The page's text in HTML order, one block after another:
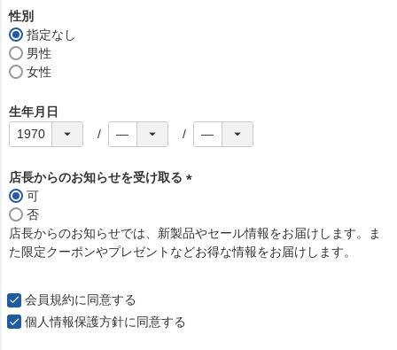
性別
指定なし
男性
女性
生年月日
店長からのお知らせを受け取る
須
)
可
否
店長からのお知らせでは、新製品やセール情報をお届けします。ま
た限定クーポンやプレゼントなどお得な情報をお届けします。
会員規約に同意する
個人情報保護方針に同意する